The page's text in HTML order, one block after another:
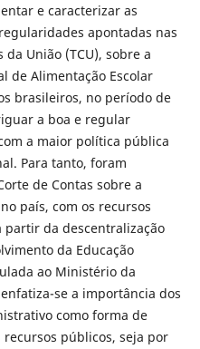
e caracterizar as
apontadas nas
União (TCU), sobre a
de Alimentação Escolar
brasileiros, no período de
a boa e regular
a maior política pública
Para tanto, foram
de Contas sobre a
país, com os recursos
partir da descentralização
da Educação
ao Ministério da
se a importância dos
como forma de
públicos, seja por